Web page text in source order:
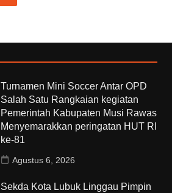
Turnamen Mini Soccer Antar OPD
Salah Satu Rangkaian kegiatan
Pemerintah Kabupaten Musi Rawas
Menyemarakkan peringatan HUT RI
ke-81
Agustus 6, 2026
Sekda Kota Lubuk Linggau Pimpin